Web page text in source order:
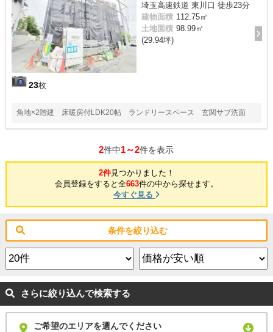
23枚
埼玉高速鉄道 東川口 徒歩23分
建物面積 112.75㎡
土地面積 98.99㎡
(29.94坪)
角地×2階建 床暖房付LDK20帖 ランドリースペース 玄関サブ洗面
2件中1～2件を表示
2件見つかりました！
会員登録をすると全663件の中から探せます。
今すぐ見る
条件を絞り込む
さらに絞り込んで検索する
ご希望のエリアを選んでください